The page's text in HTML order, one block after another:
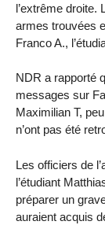
l’extrême
armes trouvées
Franco A.,
NDR a rapporté
messages sur
Maximilian T,
n’ont pas été
Les officiers de
l’étudiant
préparer un
auraient acquis